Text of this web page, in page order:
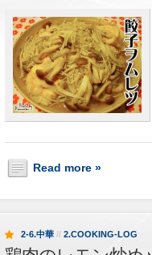
Read more »
2-6.中華 // 2.COOKING-LOG